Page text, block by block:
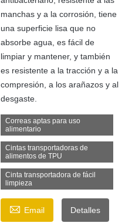
manchas y a la corrosión, tiene
una superficie lisa que no
absorbe agua, es fácil de
limpiar y mantener, y también
es resistente a la tracción y a la
compresión, a los arañazos y al
desgaste.
Correas aptas para uso
alimentario
Cintas transportadoras de
alimentos de TPU
Cinta transportadora de fácil
limpieza
 Email Detalles